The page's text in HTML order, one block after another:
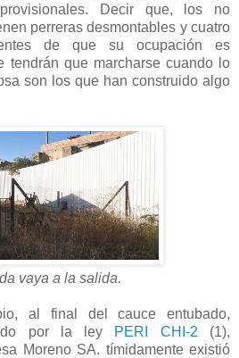
provisionales. Decir que, los no
perreras desmontables y cuatro
de que su ocupación es
tendrán que marcharse cuando lo
son los que han construido algo
vaya a la salida.
al final del cauce entubado,
por la ley PERI CHI-2 (1),
Moreno SA. tímidamente existió